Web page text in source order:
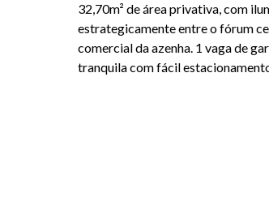
32,70m² de área privativa, com
estrategicamente entre o fórum
comercial da azenha. 1 vaga de
tranquila com fácil